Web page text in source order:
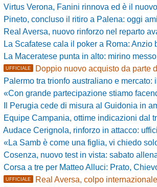
Virtus Verona, Fanini rinnova ed è il nuovo capitano: mercato
Pineto, concluso il ritiro a Palena: oggi amichevole con
Real Aversa, nuovo rinforzo nel reparto avanzato:
La Scafatese cala il poker a Roma: Anzio battuto 4-1 con le reti di
La Maceratese punta in alto: mirino messo su
UFFICIALE Doppio nuovo acquisto da parte
Palermo tra trionfo australiano e mercato: il piano di Osti per le
«Con grande partecipazione stiamo facendo un buon lavoro»: la carica di
Il Perugia cede di misura al Guidonia in amichevole:
Equipe Campania, ottime indicazioni dal
Audace Cerignola, rinforzo in attacco: ufficiale l'arrivo
«La Samb è come una figlia, vi chiedo solo una cosa»: la promessa
Cosenza, nuovo test in vista: sabato allenamento
Corsa a tre per Matteo Alluci: Prato, Chievo e
UFFICIALE Real Aversa, colpo